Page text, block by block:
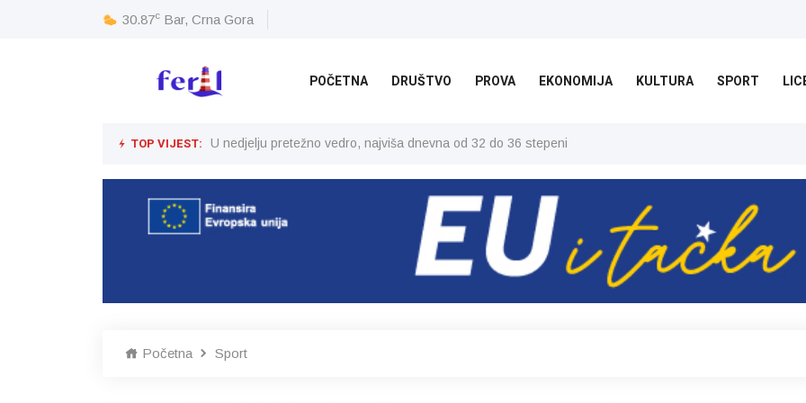
30.87c Bar, Crna Gora
POČETNA DRUŠTVO PROVA EKONOMIJA KULTURA SPORT
TOP VIJEST: U nedjelju pretežno vedro, najviša dnevna od 32 do 36 stepeni
Početna Sport